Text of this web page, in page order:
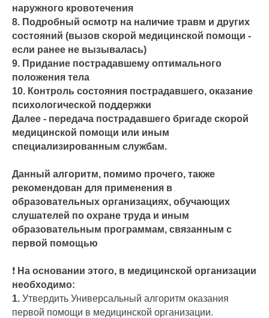
наружного кровотечения
8. Подробный осмотр на наличие травм и других
состояний (вызов скорой медицинской помощи -
если ранее не вызывалась)
9. Придание пострадавшему оптимального
положения тела
10. Контроль состояния пострадавшего, оказание
психологической поддержки
Далее - передача пострадавшего бригаде скорой
медицинской помощи или иным
специализированным службам.
Данный алгоритм, помимо прочего, также
рекомендован для применения в
образовательных организациях, обучающих
слушателей по охране труда и иным
образовательным программам, связанным с
первой помощью
❗ На основании этого, в медицинской организации
необходимо:
1. Утвердить Универсальный алгоритм оказания
первой помощи в медицинской организации.